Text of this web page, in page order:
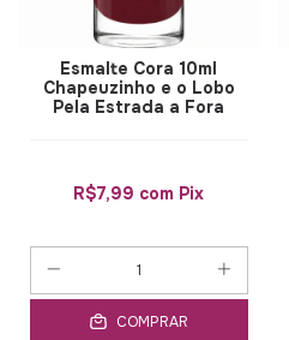
Esmalte Cora 10ml
Chapeuzinho e o Lobo
Pela Estrada a Fora
R$7,99 com Pix
COMPRAR